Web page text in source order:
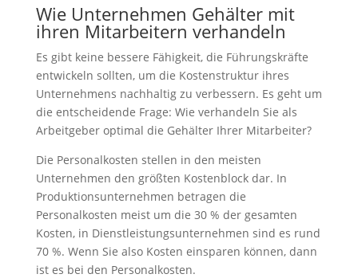
Wie Unternehmen Gehälter mit
ihren Mitarbeitern verhandeln
Es gibt keine bessere Fähigkeit, die Führungskräfte
entwickeln sollten, um die Kostenstruktur ihres
Unternehmens nachhaltig zu verbessern. Es geht um
die entscheidende Frage: Wie verhandeln Sie als
Arbeitgeber optimal die Gehälter Ihrer Mitarbeiter?
Die Personalkosten stellen in den meisten
Unternehmen den größten Kostenblock dar. In
Produktionsunternehmen betragen die
Personalkosten meist um die 30 % der gesamten
Kosten, in Dienstleistungsunternehmen sind es rund
70 %. Wenn Sie also Kosten einsparen können, dann
ist es bei den Personalkosten.